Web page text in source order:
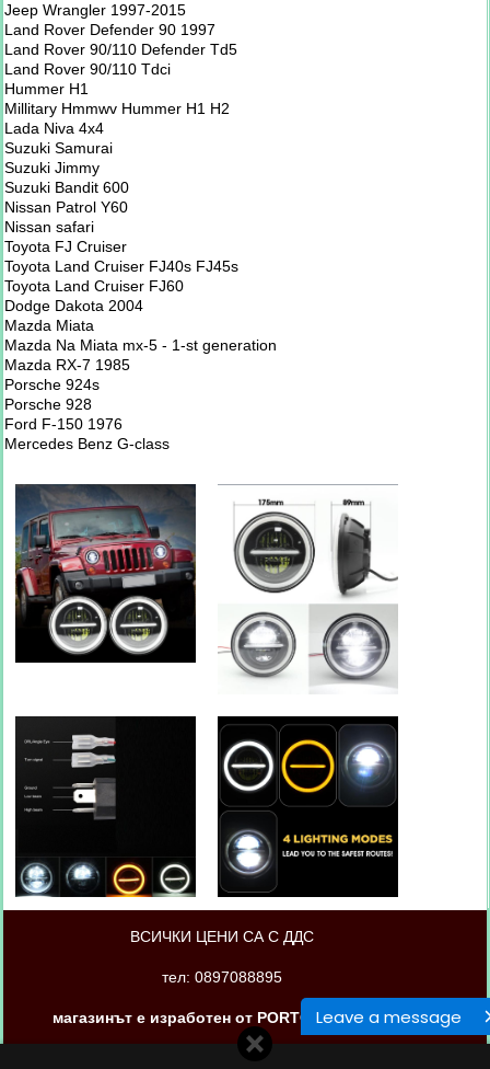
Leave a message
Jeep Wrangler 1997-2015
Land Rover Defender 90 1997
Land Rover 90/110 Defender Td5
Land Rover 90/110 Tdci
Hummer H1
Millitary Hmmwv Hummer H1 H2
Lada Niva 4x4
Suzuki Samurai
Suzuki Jimmy
Suzuki Bandit 600
Nissan Patrol Y60
Nissan safari
Toyota FJ Cruiser
Toyota Land Cruiser FJ40s FJ45s
Toyota Land Cruiser FJ60
Dodge Dakota 2004
Mazda Miata
Mazda Na Miata mx-5 - 1-st generation
Mazda RX-7 1985
Porsche 924s
Porsche 928
Ford F-150 1976
Mercedes Benz G-class
ВСИЧКИ ЦЕНИ СА С ДДС
тел: 0897088895
магазинът е изработен от PORTOKAL.biz